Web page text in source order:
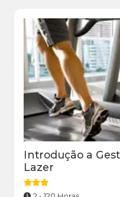
Introdução a
Lazer